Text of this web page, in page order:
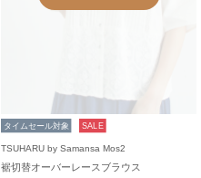
タイムセール対象 SALE
TSUHARU by Samansa Mos2
裾切替オーバーレースブラウス